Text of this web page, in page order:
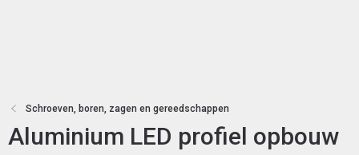
Schroeven, boren, zagen en gereedschappen
Aluminium LED profiel opbouw